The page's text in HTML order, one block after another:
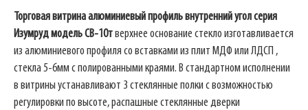
Торговая витрина алюминиевый профиль внутренний угол серия
Изумруд модель СВ-10тверхнее основание стекло изготавливается
из алюминиевого профиля со вставками из плит МДФ или ЛДСП ,
стекла 5-6мм с полированными краями. В стандартном исполнении
в витрины устанавливают 3 стеклянные полки с возможностью
регулировки по высоте, распашные стеклянные дверки